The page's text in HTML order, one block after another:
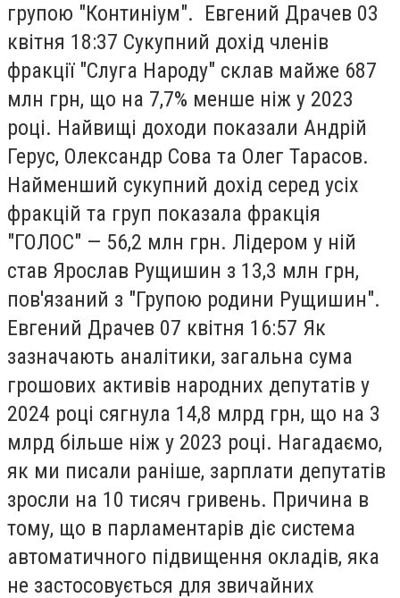
групою "Континіум". Евгений Драчев 03
квiтня 18:37 Сукупний дохід членів
фракції "Слуга Народу" склав майже 687
млн грн, що на 7,7% менше ніж у 2023
році. Найвищі доходи показали Андрій
Герус, Олександр Сова та Олег Тарасов.
Найменший сукупний дохід серед усіх
фракцій та груп показала фракція
"ГОЛОС" — 56,2 млн грн. Лідером у ній
став Ярослав Рущишин з 13,3 млн грн,
пов'язаний з "Групою родини Рущишин".
Евгений Драчев 07 квiтня 16:57 Як
зазначають аналітики, загальна сума
грошових активів народних депутатів у
2024 році сягнула 14,8 млрд грн, що на 3
млрд більше ніж у 2023 році. Нагадаємо,
як ми писали раніше, зарплати депутатів
зросли на 10 тисяч гривень. Причина в
тому, що в парламентарів діє система
автоматичного підвищення окладів, яка
не застосовується для звичайних